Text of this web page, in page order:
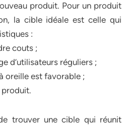
produit. Pour un produit
la cible idéale est celle qui
:
couts ;
d’utilisateurs réguliers ;
oreille est favorable ;
trouver une cible qui réunit